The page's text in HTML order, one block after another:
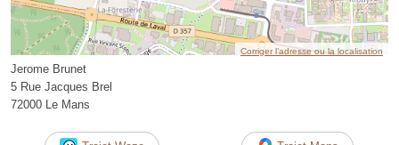
Corriger l’adresse ou la localisation
Jerome Brunet
5 Rue Jacques Brel
72000 Le Mans